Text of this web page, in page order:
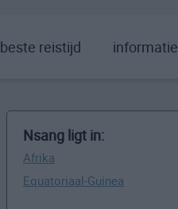
beste reistijd informatie
Nsang ligt in:
Afrika
Equatoriaal-Guinea